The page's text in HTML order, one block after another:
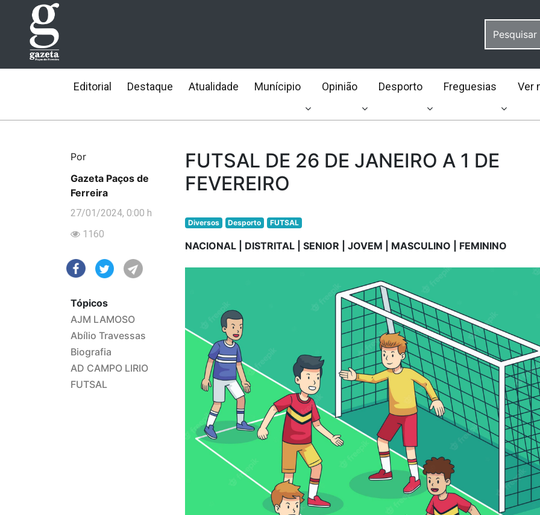
Editorial Destaque Atualidade Munícipio Opinião Desporto Freguesias Ver
Por
Gazeta Paços de
Ferreira
27/01/2024, 0:00 h
1160
Tópicos
AJM LAMOSO
Abílio Travessas
Biografia
AD CAMPO LIRIO
FUTSAL
FUTSAL DE 26 DE JANEIRO A 1 DE
FEVEREIRO
Diversos Desporto FUTSAL
NACIONAL | DISTRITAL | SENIOR | JOVEM | MASCULINO | FEMININO